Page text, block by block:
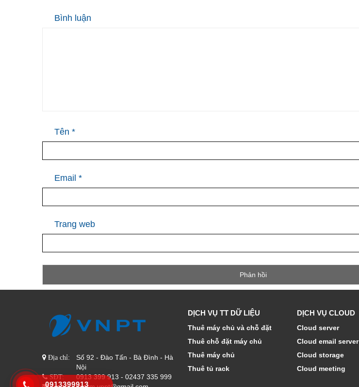
Bình luận
Tên *
Email *
Trang web
Địa chỉ:
Số 92 - Đào Tấn - Bà Đình - Hà
Nội
SĐT: 0913 399 913 - 02437 335 999
DỊCH VỤ TT DỮ LIỆU
Thuê máy chủ và chỗ đặt
Thuê chỗ đặt máy chủ
Thuê máy chủ
Thuê tủ rack
DỊCH VỤ CLOUD
Cloud server
Cloud email server
Cloud storage
Cloud meeting
0913399913